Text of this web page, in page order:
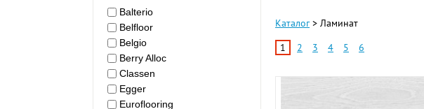
Balterio
Belfloor
Belgio
Berry Alloc
Classen
Egger
Euroflooring
Каталог> Ламинат
1
2 3 4 5 6